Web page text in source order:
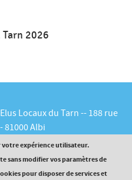
2026
Locaux du Tarn -- 188 rue
81000 Albi
:contact@maires81.asso.fr
votre expérience utilisateur.
sans modifier vos paramètres de
pour disposer de services et